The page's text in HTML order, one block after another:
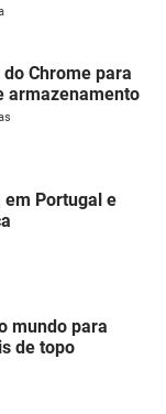
Chrome para
armazenamento
Portugal e
mundo para
de topo